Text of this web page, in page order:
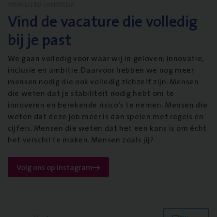
Vind de vacature die volledig
bij je past
We gaan volledig voor waar wij in geloven: innovatie,
inclusie en ambitie. Daarvoor hebben we nog meer
mensen nodig die ook volledig zichzelf zijn. Mensen
die weten dat je stabiliteit nodig hebt om te
innoveren en berekende risico’s te nemen. Mensen die
weten dat deze job meer is dan spelen met regels en
cijfers. Mensen die weten dat het een kans is om écht
het verschil te maken. Mensen zoals jij?
Volg ons op instagram